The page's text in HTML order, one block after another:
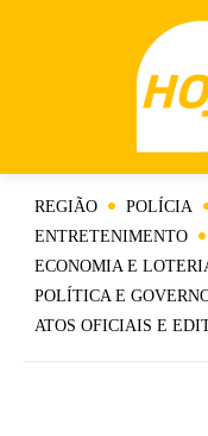
REGIÃO POLÍCIA
ENTRETENIMENTO
ECONOMIA E
POLÍTICA E
ATOS OFICIAIS E